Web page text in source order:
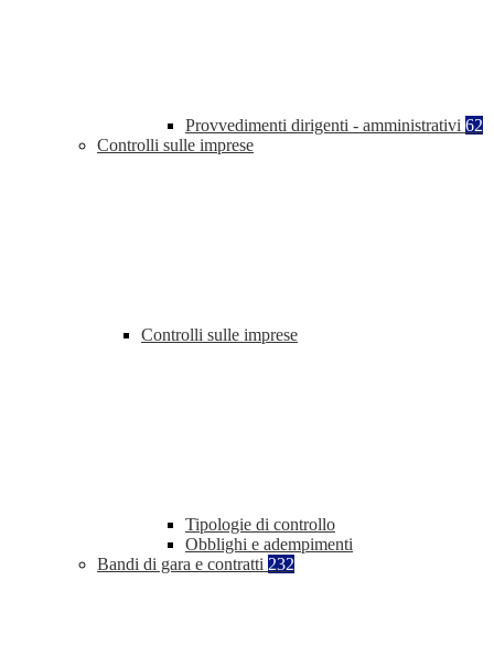
Provvedimenti dirigenti - amministrativi 62
Controlli sulle imprese
Controlli sulle imprese
Tipologie di controllo
Obblighi e adempimenti
Bandi di gara e contratti 232